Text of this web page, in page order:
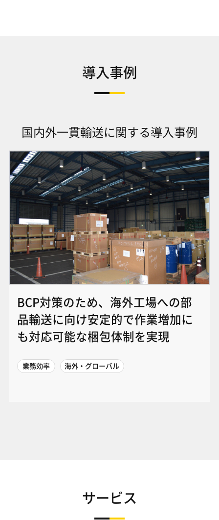
導入事例
国内外一貫輸送に関する導入事例
BCP対策のため、海外工場への部
品輸送に向け安定的で作業増加に
も対応可能な梱包体制を実現
業務効率 海外・グローバル
サービス